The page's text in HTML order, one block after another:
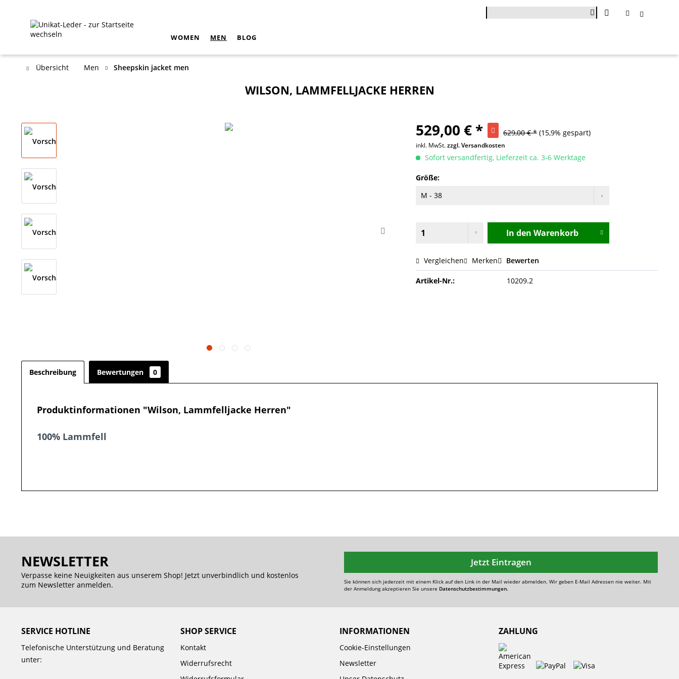
WOMEN MEN BLOG
Übersicht Men Sheepskin jacket men
WILSON, LAMMFELLJACKE HERREN
529,00 € * 629,00 € * (15,9% gespart)
inkl. MwSt.zzgl. Versandkosten
Sofort versandfertig, Lieferzeit ca. 3-6 Werktage
Größe:
In den Warenkorb
Vergleichen Merken Bewerten
Artikel-Nr.: 10209.2
Beschreibung Bewertungen 0
Produktinformationen "Wilson, Lammfelljacke Herren"
100% Lammfell
NEWSLETTER
Verpasse keine Neuigkeiten aus unserem Shop! Jetzt unverbindlich und kostenlos
zum Newsletter anmelden.
Jetzt Eintragen
Sie können sich jederzeit mit einem Klick auf den Link in der Mail wieder abmelden. Wir geben E-Mail Adressen nie weiter. Mit
der Anmeldung akzeptieren Sie unsere Datenschutzbestimmungen.
SERVICE HOTLINE
Telefonische Unterstützung und Beratung
unter:
SHOP SERVICE
Kontakt
Widerrufsrecht
INFORMATIONEN
Cookie-Einstellungen
Newsletter
ZAHLUNG